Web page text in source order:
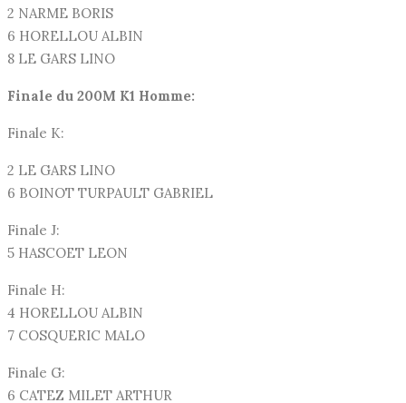
2 NARME BORIS
6 HORELLOU ALBIN
8 LE GARS LINO
Finale du 200M K1 Homme:
Finale K:
2 LE GARS LINO
6 BOINOT TURPAULT GABRIEL
Finale J:
5 HASCOET LEON
Finale H:
4 HORELLOU ALBIN
7 COSQUERIC MALO
Finale G:
6 CATEZ MILET ARTHUR